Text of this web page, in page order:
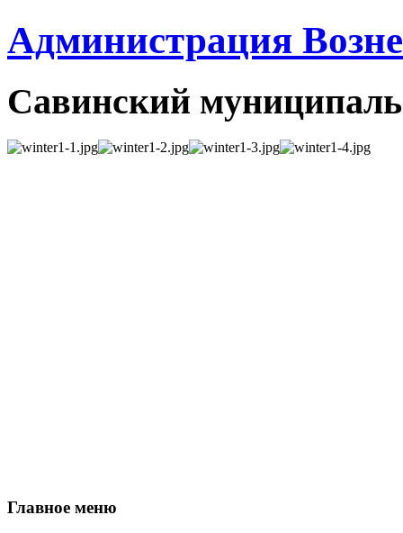
Администрация
Савинский
Главное меню